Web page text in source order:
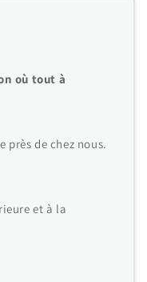
où tout à
de chez nous.
et à la